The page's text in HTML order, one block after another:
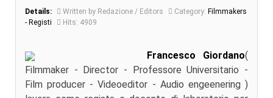
Details: Written by Redazione / Editors Category: Filmmakers
- Registi
Hits: 4909
Francesco Giordano(
Filmmaker - Director - Professore Universitario -
Film producer - Videoeditor - Audio engeenering )